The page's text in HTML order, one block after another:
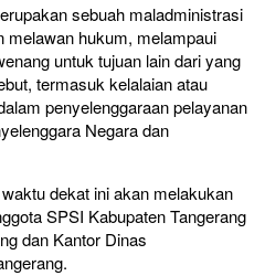
sebuah maladministrasi
melawan hukum, melampaui
untuk tujuan lain dari yang
termasuk kelalaian atau
penyelenggaraan pelayanan
Negara dan
dekat ini akan melakukan
SPSI Kabupaten Tangerang
dan Kantor Dinas